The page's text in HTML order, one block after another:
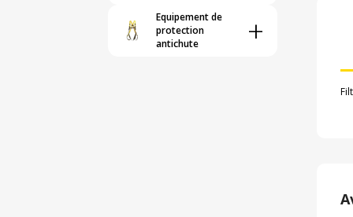
Equipement de
protection
antichute
+